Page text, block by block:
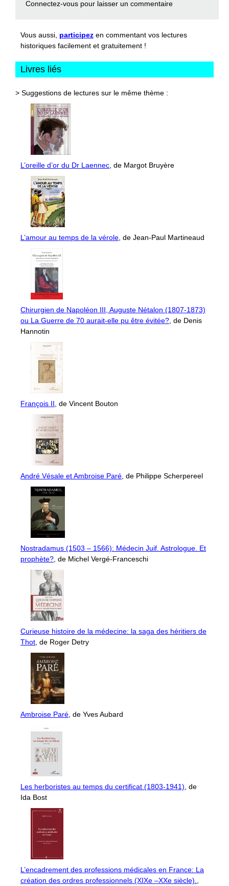
Connectez-vous pour laisser un commentaire
Vous aussi, participez en commentant vos lectures
historiques facilement et gratuitement !
Livres liés
> Suggestions de lectures sur le même thème :
L’oreille d’or du Dr Laennec, de Margot Bruyère
L’amour au temps de la vérole, de Jean-Paul Martineaud
Chirurgien de Napoléon III, Auguste Nétalon (1807-1873)
ou La Guerre de 70 aurait-elle pu être évitée?, de Denis
Hannotin
François II, de Vincent Bouton
André Vésale et Ambroise Paré, de Philippe Scherpereel
Nostradamus (1503 – 1566): Médecin Juif. Astrologue. Et
prophète?, de Michel Vergé-Franceschi
Curieuse histoire de la médecine: la saga des héritiers de
Thot, de Roger Detry
Ambroise Paré, de Yves Aubard
Les herboristes au temps du certificat (1803-1941), de
Ida Bost
L’encadrement des professions médicales en France: La
création des ordres professionnels (XIXe –XXe siècle).,